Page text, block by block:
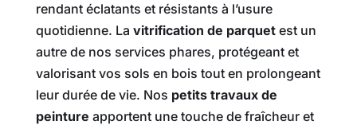
rendant éclatants et résistants à l’usure
quotidienne. La vitrification de parquetest un
autre de nos services phares, protégeant et
valorisant vos sols en bois tout en prolongeant
leur durée de vie. Nos petits travaux de
peinture apportent une touche de fraîcheur et